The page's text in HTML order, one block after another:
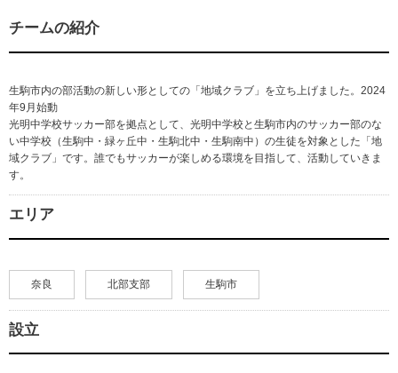
チームの紹介
生駒市内の部活動の新しい形としての「地域クラブ」を立ち上げました。2024
年9月始動
光明中学校サッカー部を拠点として、光明中学校と生駒市内のサッカー部のな
い中学校（生駒中・緑ヶ丘中・生駒北中・生駒南中）の生徒を対象とした「地
域クラブ」です。誰でもサッカーが楽しめる環境を目指して、活動していきま
す。
エリア
奈良 北部支部 生駒市
設立